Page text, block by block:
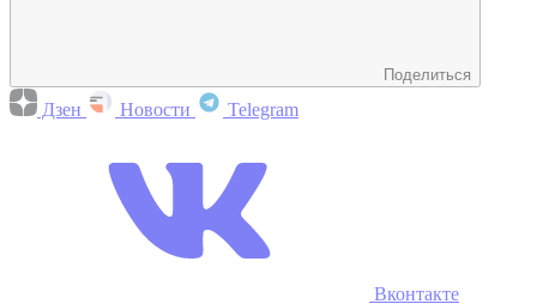
Поделиться
Дзен Новости Telegram
Вконтакте